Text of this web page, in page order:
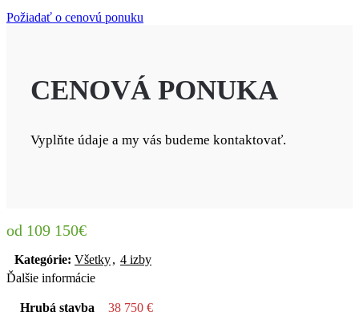
Požiadať o cenovú ponuku
CENOVÁ PONUKA
Vyplňte údaje a my vás budeme kontaktovať.
109 150€
Kategórie: Všetky, 4 izby
Ďalšie informácie
Hrubá stavba 38 750 €